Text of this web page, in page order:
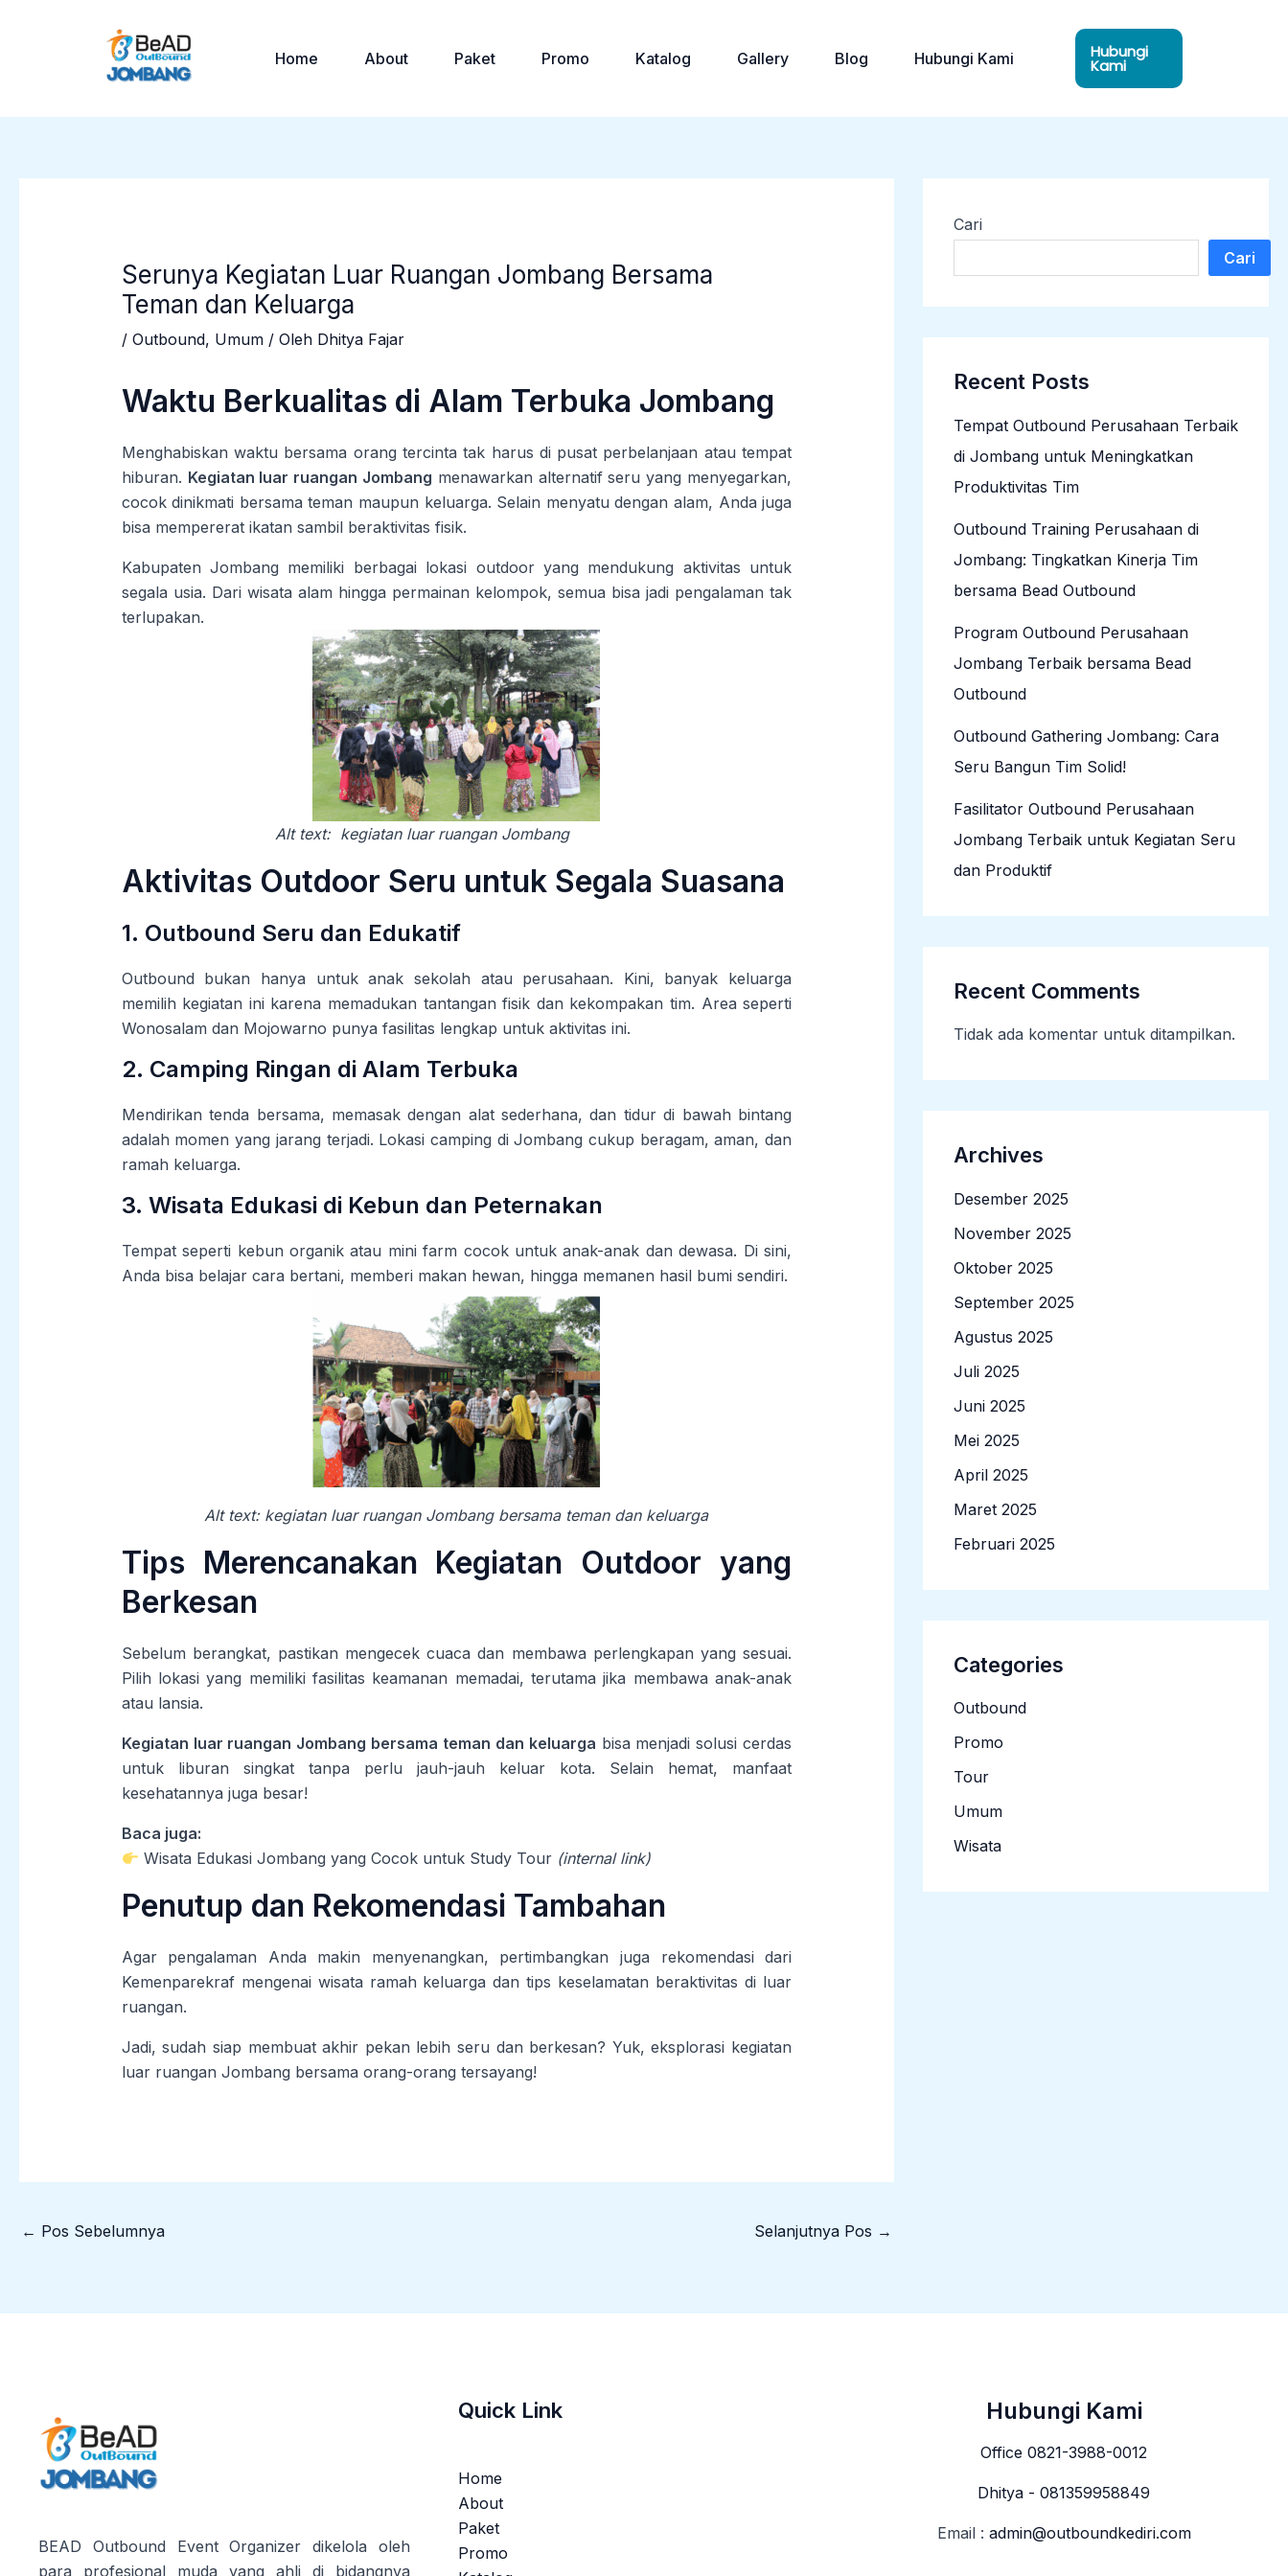
Home About Paket Promo Katalog Gallery Blog Hubungi Kami Hubungi
Kami
Serunya Kegiatan Luar Ruangan Jombang Bersama
Teman dan Keluarga
/ Outbound, Umum/ Oleh Dhitya Fajar
Waktu Berkualitas di Alam Terbuka Jombang
Menghabiskan waktu bersama orang tercinta tak harus di pusat perbelanjaan atau tempat
hiburan. Kegiatan luar ruangan Jombang menawarkan alternatif seru yang menyegarkan,
cocok dinikmati bersama teman maupun keluarga. Selain menyatu dengan alam, Anda juga
bisa mempererat ikatan sambil beraktivitas fisik.
Kabupaten Jombang memiliki berbagai lokasi outdoor yang mendukung aktivitas untuk
segala usia. Dari wisata alam hingga permainan kelompok, semua bisa jadi pengalaman tak
terlupakan.
Alt text: kegiatan luar ruangan Jombang
Aktivitas Outdoor Seru untuk Segala Suasana
1. Outbound Seru dan Edukatif
Outbound bukan hanya untuk anak sekolah atau perusahaan. Kini, banyak keluarga
memilih kegiatan ini karena memadukan tantangan fisik dan kekompakan tim. Area seperti
Wonosalam dan Mojowarno punya fasilitas lengkap untuk aktivitas ini.
2. Camping Ringan di Alam Terbuka
Mendirikan tenda bersama, memasak dengan alat sederhana, dan tidur di bawah bintang
adalah momen yang jarang terjadi. Lokasi camping di Jombang cukup beragam, aman, dan
ramah keluarga.
3. Wisata Edukasi di Kebun dan Peternakan
Tempat seperti kebun organik atau mini farm cocok untuk anak-anak dan dewasa. Di sini,
Anda bisa belajar cara bertani, memberi makan hewan, hingga memanen hasil bumi sendiri.
Alt text: kegiatan luar ruangan Jombang bersama teman dan keluarga
Tips Merencanakan Kegiatan Outdoor yang
Berkesan
Sebelum berangkat, pastikan mengecek cuaca dan membawa perlengkapan yang sesuai.
Pilih lokasi yang memiliki fasilitas keamanan memadai, terutama jika membawa anak-anak
atau lansia.
Kegiatan luar ruangan Jombang bersama teman dan keluarga bisa menjadi solusi cerdas
untuk liburan singkat tanpa perlu jauh-jauh keluar kota. Selain hemat, manfaat
kesehatannya juga besar!
Baca juga:
Wisata Edukasi Jombang yang Cocok untuk Study Tour (internal link)
Penutup dan Rekomendasi Tambahan
Agar pengalaman Anda makin menyenangkan, pertimbangkan juga rekomendasi dari
Kemenparekraf mengenai wisata ramah keluarga dan tips keselamatan beraktivitas di luar
ruangan.
Jadi, sudah siap membuat akhir pekan lebih seru dan berkesan? Yuk, eksplorasi kegiatan
luar ruangan Jombang bersama orang-orang tersayang!
← Pos Sebelumnya Selanjutnya Pos →
Cari
Cari
Recent Posts
Tempat Outbound Perusahaan Terbaik
di Jombang untuk Meningkatkan
Produktivitas Tim
Outbound Training Perusahaan di
Jombang: Tingkatkan Kinerja Tim
bersama Bead Outbound
Program Outbound Perusahaan
Jombang Terbaik bersama Bead
Outbound
Outbound Gathering Jombang: Cara
Seru Bangun Tim Solid!
Fasilitator Outbound Perusahaan
Jombang Terbaik untuk Kegiatan Seru
dan Produktif
Recent Comments
Tidak ada komentar untuk ditampilkan.
Archives
Desember 2025
November 2025
Oktober 2025
September 2025
Agustus 2025
Juli 2025
Juni 2025
Mei 2025
April 2025
Maret 2025
Februari 2025
Categories
Outbound
Promo
Tour
Umum
Wisata
BEAD Outbound Event Organizer dikelola oleh
para profesional muda yang ahli di bidangnya
Quick Link
Home
About
Paket
Promo
Hubungi Kami
Office 0821-3988-0012
Dhitya - 081359958849
Email : admin@outboundkediri.com